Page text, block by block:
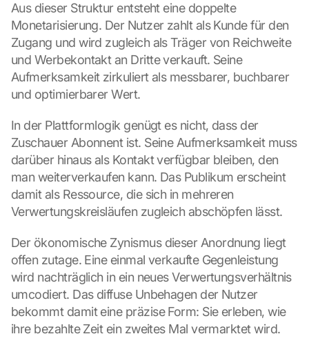
Aus dieser Struktur entsteht eine doppelte
Monetarisierung. Der Nutzer zahlt als Kunde für den
Zugang und wird zugleich als Träger von Reichweite
und Werbekontakt an Dritte verkauft. Seine
Aufmerksamkeit zirkuliert als messbarer, buchbarer
und optimierbarer Wert.
In der Plattformlogik genügt es nicht, dass der
Zuschauer Abonnent ist. Seine Aufmerksamkeit muss
darüber hinaus als Kontakt verfügbar bleiben, den
man weiterverkaufen kann. Das Publikum erscheint
damit als Ressource, die sich in mehreren
Verwertungskreisläufen zugleich abschöpfen lässt.
Der ökonomische Zynismus dieser Anordnung liegt
offen zutage. Eine einmal verkaufte Gegenleistung
wird nachträglich in ein neues Verwertungsverhältnis
umcodiert. Das diffuse Unbehagen der Nutzer
bekommt damit eine präzise Form: Sie erleben, wie
ihre bezahlte Zeit ein zweites Mal vermarktet wird.